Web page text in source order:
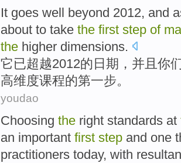
It goes well beyond 2012, and
about to take the first step of
the higher dimensions.
它已超越2012的 日期， 并且 你
高维度课程的第一步。
youdao
Choosing the right standards at
an important first step and one
practitioners today, with